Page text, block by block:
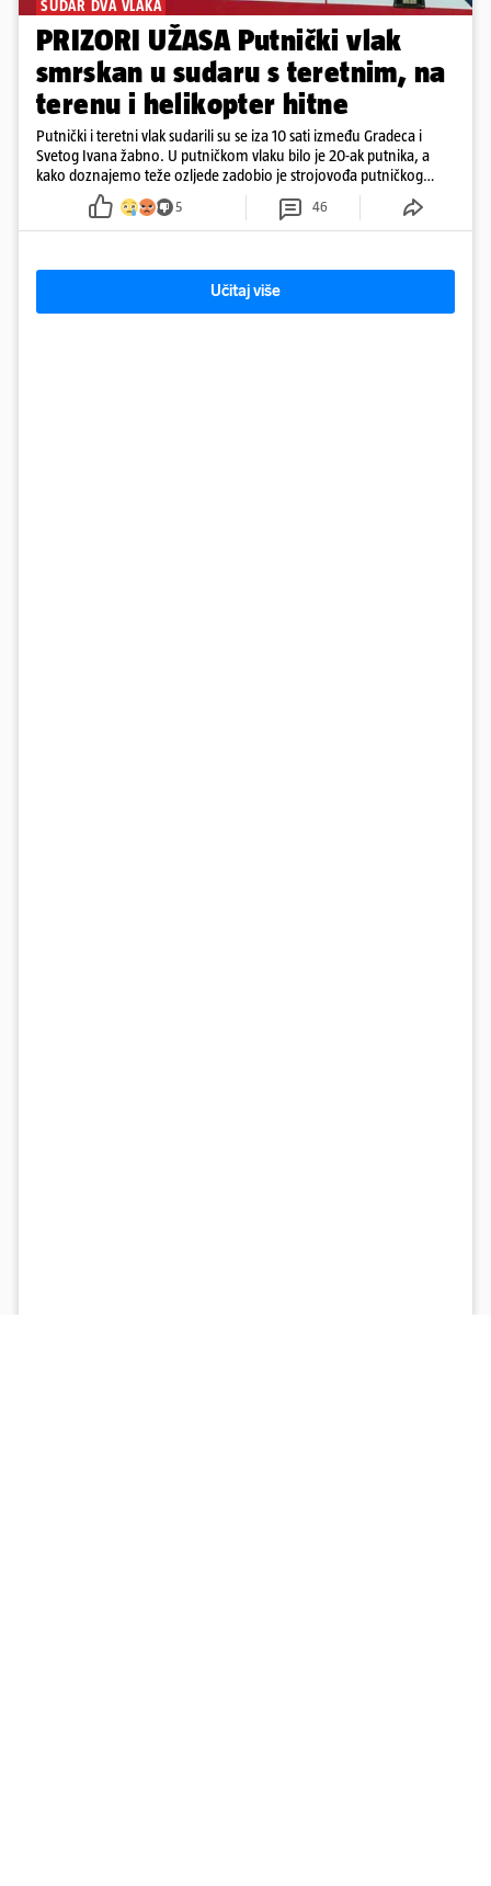
SUDAR DVA VLAKA
PRIZORI UŽASA Putnički vlak
smrskan u sudaru s teretnim, na
terenu i helikopter hitne
Putnički i teretni vlak sudarili su se iza 10 sati između Gradeca i
Svetog Ivana žabno. U putničkom vlaku bilo je 20-ak putnika, a
kako doznajemo teže ozljede zadobio je strojovođa putničkog
vlaka. Zatvoren je promet, a fotoreporteri Prigorskog objavili su
prve snimke s mjesta sudara
5 46
Učitaj više